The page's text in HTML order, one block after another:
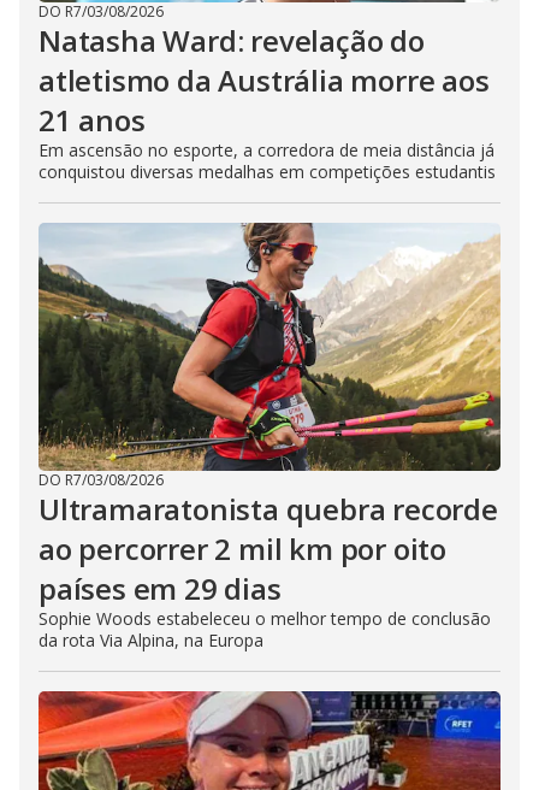
DO R7/03/08/2026
Natasha Ward: revelação do
atletismo da Austrália morre aos
21 anos
Em ascensão no esporte, a corredora de meia distância já
conquistou diversas medalhas em competições estudantis
DO R7/03/08/2026
Ultramaratonista quebra recorde
ao percorrer 2 mil km por oito
países em 29 dias
Sophie Woods estabeleceu o melhor tempo de conclusão
da rota Via Alpina, na Europa